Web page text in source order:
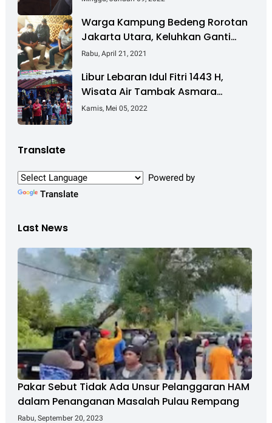
Warga Kampung Bedeng Rorotan
Jakarta Utara, Keluhkan Ganti
Rugi Pembebasan Lahan Tol
Rabu, April 21, 2021
Libur Lebaran Idul Fitri 1443 H,
Wisata Air Tambak Asmara
Kotabaru Dipadati Ribuan
Kamis, Mei 05, 2022
Translate
Powered by
Translate
Last News
Pakar Sebut Tidak Ada Unsur Pelanggaran HAM
dalam Penanganan Masalah Pulau Rempang
Rabu, September 20, 2023